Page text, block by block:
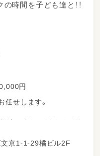
時間を子ども達と！！
円
任せします。
味に合わせた遊びの見
京1-1-29橘ビル2F